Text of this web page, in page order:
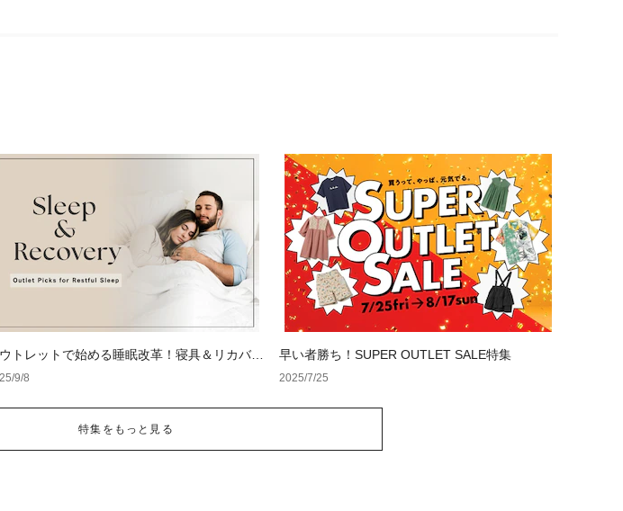
トレットで始める睡眠改革！寝具＆リカバリ
イテム特集
9/8
早い者勝ち！SUPER OUTLET SALE特集
2025/7/25
特集をもっと見る